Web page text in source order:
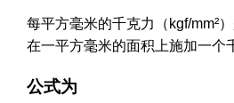
每平方毫米的千克力（kgf/mm²
在一平方毫米的面积上施加一个
公式为